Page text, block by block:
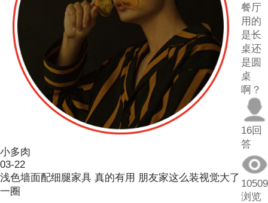
小多肉
03-22
浅色墙面配细腿家具 真的有用 朋友家这么装视觉大了
一圈
餐厅
用的
是长
桌还
是圆
桌
啊？
16回
答
10509
浏览